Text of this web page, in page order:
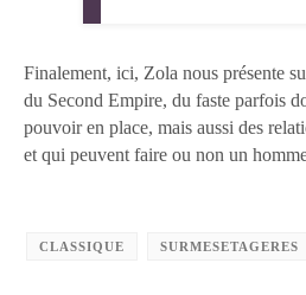
Finalement, ici, Zola nous présente
du Second Empire, du faste parfois
pouvoir en place, mais aussi des
et qui peuvent faire ou non un
CLASSIQUE SURMESETAGERES